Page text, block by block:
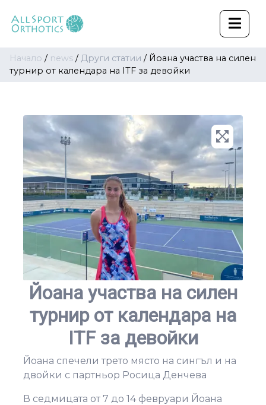
Начало / news / Други статии / Йоана участва на силен
турнир от календара на ITF за девойки
Йоана участва на силен
турнир от календара на
ITF за девойки
Йоана спечели трето място на сингъл и на
двойки с партньор Росица Денчева
В седмицата от 7 до 14 февруари Йоана